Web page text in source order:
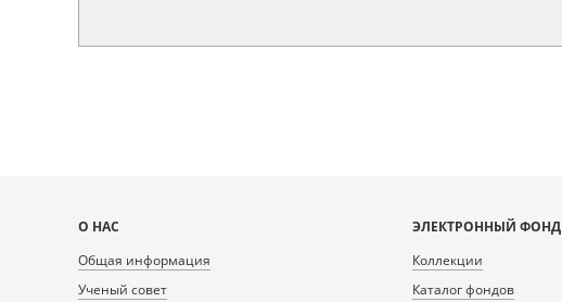
Карта
сайта
О НАС
Общая информация
Ученый совет
ЭЛЕКТРОННЫЙ ФОНД
Коллекции
Каталог фондов